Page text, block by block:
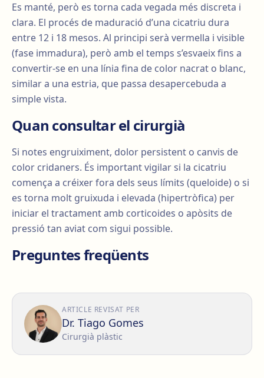
Es manté, però es torna cada vegada més discreta i
clara. El procés de maduració d’una cicatriu dura
entre 12 i 18 mesos. Al principi serà vermella i visible
(fase immadura), però amb el temps s’esvaeix fins a
convertir-se en una línia fina de color nacrat o blanc,
similar a una estria, que passa desapercebuda a
simple vista.
Quan consultar el cirurgià
Si notes engruiximent, dolor persistent o canvis de
color cridaners. És important vigilar si la cicatriu
comença a créixer fora dels seus límits (queloide) o si
es torna molt gruixuda i elevada (hipertròfica) per
iniciar el tractament amb corticoides o apòsits de
pressió tan aviat com sigui possible.
Preguntes freqüents
ARTICLE REVISAT PER
Dr. Tiago Gomes
Cirurgià plàstic